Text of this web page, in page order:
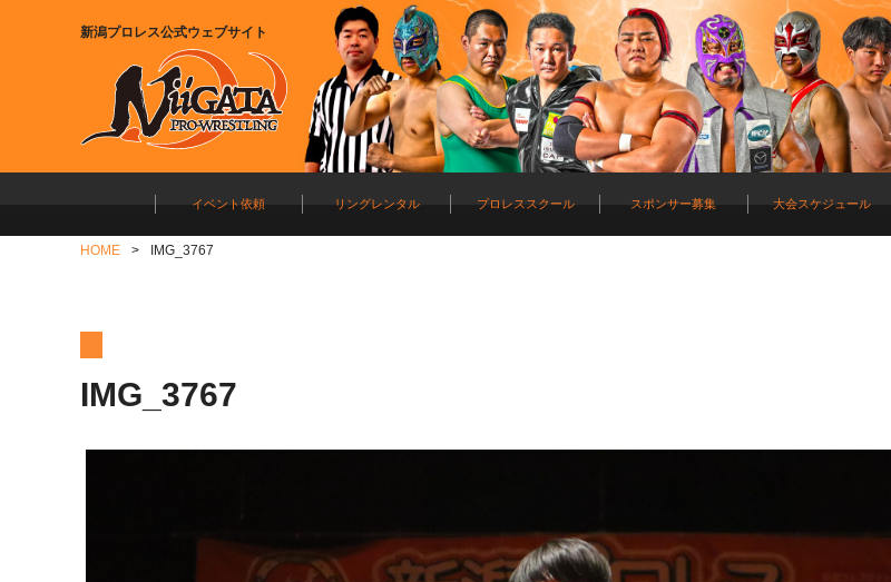
新潟プロレス公式ウェブサイト
イベント依頼 リングレンタル プロレススクール スポンサー募集 大会スケジュール
HOME IMG_3767
IMG_3767